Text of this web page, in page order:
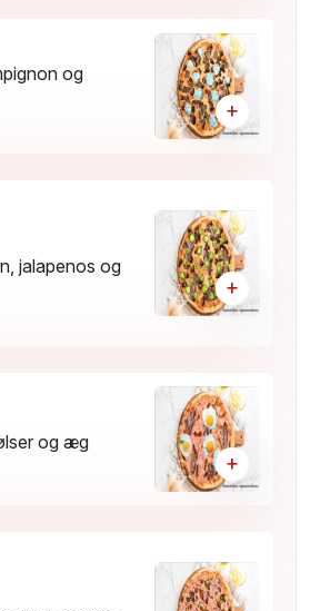
og
+
jalapenos og
+
og æg
+